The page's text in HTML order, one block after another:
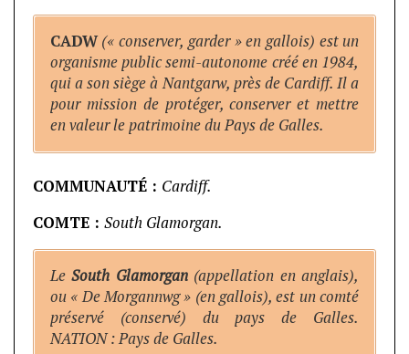
CADW (« conserver, garder » en gallois) est un
organisme public semi-autonome créé en 1984,
qui a son siège à Nantgarw, près de Cardiff. Il a
pour mission de protéger, conserver et mettre
en valeur le patrimoine du Pays de Galles.
COMMUNAUTÉ : Cardiff.
COMTE :South Glamorgan.
LeSouth Glamorgan(appellation en anglais),
ou « De Morgannwg » (en gallois), est un comté
préservé (conservé) du pays de Galles.
NATION : Pays de Galles.